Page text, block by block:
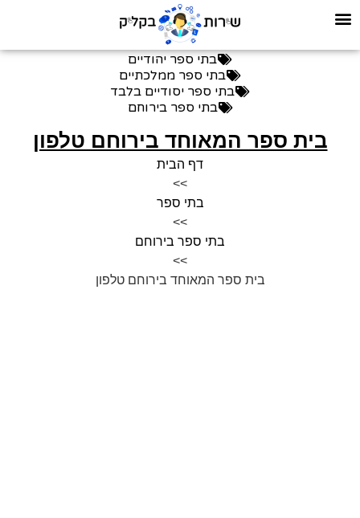
בתי ספר יהודיים
בתי ספר ממלכתיים
בתי ספר יסודיים בלבד
בתי ספר בירוחם
בית ספר המאוחד בירוחם טלפון
דף הבית
>>
בתי ספר
>>
בתי ספר בירוחם
>>
בית ספר המאוחד בירוחם טלפון